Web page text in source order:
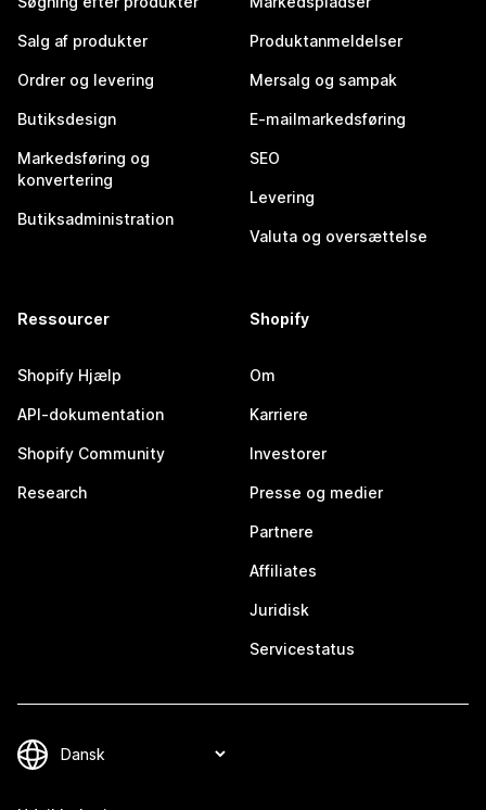
Salg af produkter
Ordrer og levering
Butiksdesign
Markedsføring og
konvertering
Butiksadministration
Produktanmeldelser
Mersalg og sampak
E-mailmarkedsføring
SEO
Levering
Valuta og oversættelse
Ressourcer
Shopify Hjælp
API-dokumentation
Shopify Community
Research
Shopify
Om
Karriere
Investorer
Presse og medier
Partnere
Affiliates
Juridisk
Servicestatus